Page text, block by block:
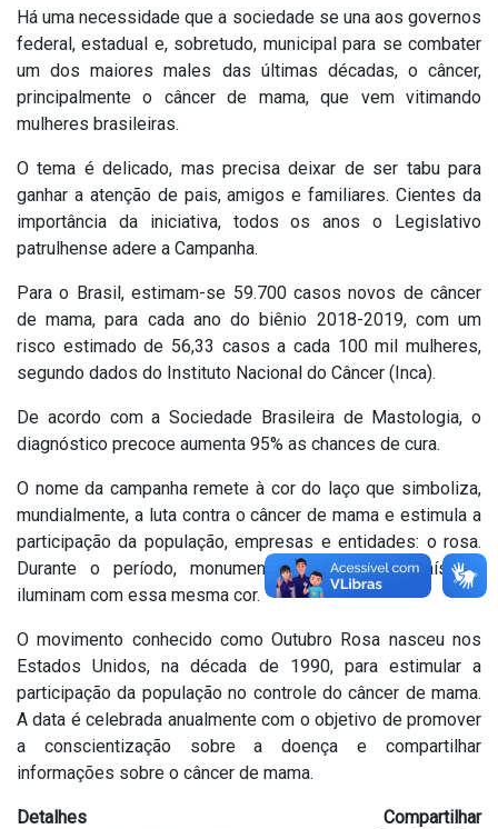
Há uma necessidade que a sociedade se una aos governos
federal, estadual e, sobretudo, municipal para se combater
um dos maiores males das últimas décadas, o câncer,
principalmente o câncer de mama, que vem vitimando
mulheres brasileiras.
O tema é delicado, mas precisa deixar de ser tabu para
ganhar a atenção de pais, amigos e familiares. Cientes da
importância da iniciativa, todos os anos o Legislativo
patrulhense adere a Campanha.
Para o Brasil, estimam-se 59.700 casos novos de câncer
de mama, para cada ano do biênio 2018-2019, com um
risco estimado de 56,33 casos a cada 100 mil mulheres,
segundo dados do Instituto Nacional do Câncer (Inca).
De acordo com a Sociedade Brasileira de Mastologia, o
diagnóstico precoce aumenta 95% as chances de cura.
O nome da campanha remete à cor do laço que simboliza,
mundialmente, a luta contra o câncer de mama e estimula a
participação da população, empresas e entidades: o rosa.
Durante o período, monumentos por todo o país se
iluminam com essa mesma cor.
O movimento conhecido como Outubro Rosa nasceu nos
Estados Unidos, na década de 1990, para estimular a
participação da população no controle do câncer de mama.
A data é celebrada anualmente com o objetivo de promover
a conscientização sobre a doença e compartilhar
informações sobre o câncer de mama.
Detalhes
Compartilhar